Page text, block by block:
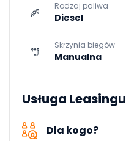
Rodzaj paliwa
Diesel
Skrzynia biegów
Manualna
Usługa Leasingu
Dla kogo?